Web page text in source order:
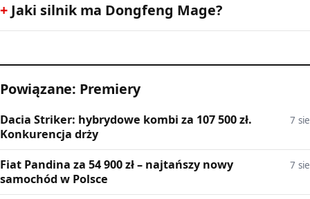
Jaki silnik ma Dongfeng Mage?
Powiązane: Premiery
Dacia Striker: hybrydowe kombi za 107 500 zł.
Konkurencja drży
7 sie
Fiat Pandina za 54 900 zł – najtańszy nowy
samochód w Polsce
7 sie